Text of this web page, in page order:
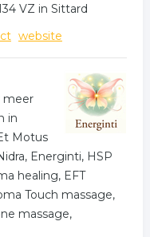
VZ in Sittard
website
meer
in
Motus
Energinti, HSP
healing, EFT
Touch massage,
massage,